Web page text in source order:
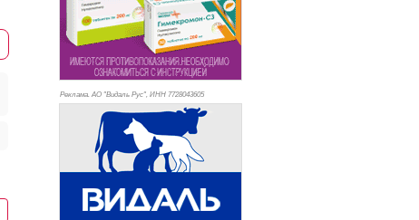
Реклама. АО "Видаль Рус", ИНН 7728043605